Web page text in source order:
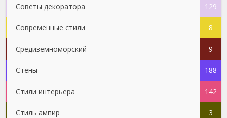
Советы декоратора 129
Современные стили 8
Средиземноморский 9
Стены 188
Стили интерьера 142
Стиль ампир 3